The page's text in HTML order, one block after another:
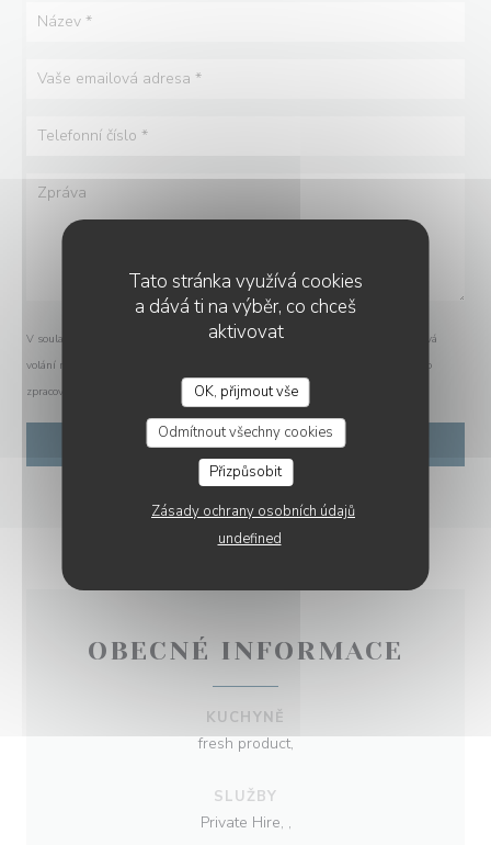
Tato stránka využívá cookies
a dává ti na výběr, co chceš
aktivovat
OK, přijmout vše
Odmítnout všechny cookies
Přizpůsobit
Zásady ochrany osobních údajů
undefined
V souladu se zákonem o ochraně spotřebitele máte právo odmítnout marketingová
volání registrací v Robinsonově seznamu:
. Pro více informací o
zpracování vašich údajů si přečtěte našezásady ochrany osobních údajů
OBECNÉ INFORMACE
KUCHYNĚ
fresh product,
SLUŽBY
Private Hire, ,